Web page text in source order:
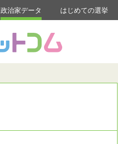
政治家データ はじめての選挙